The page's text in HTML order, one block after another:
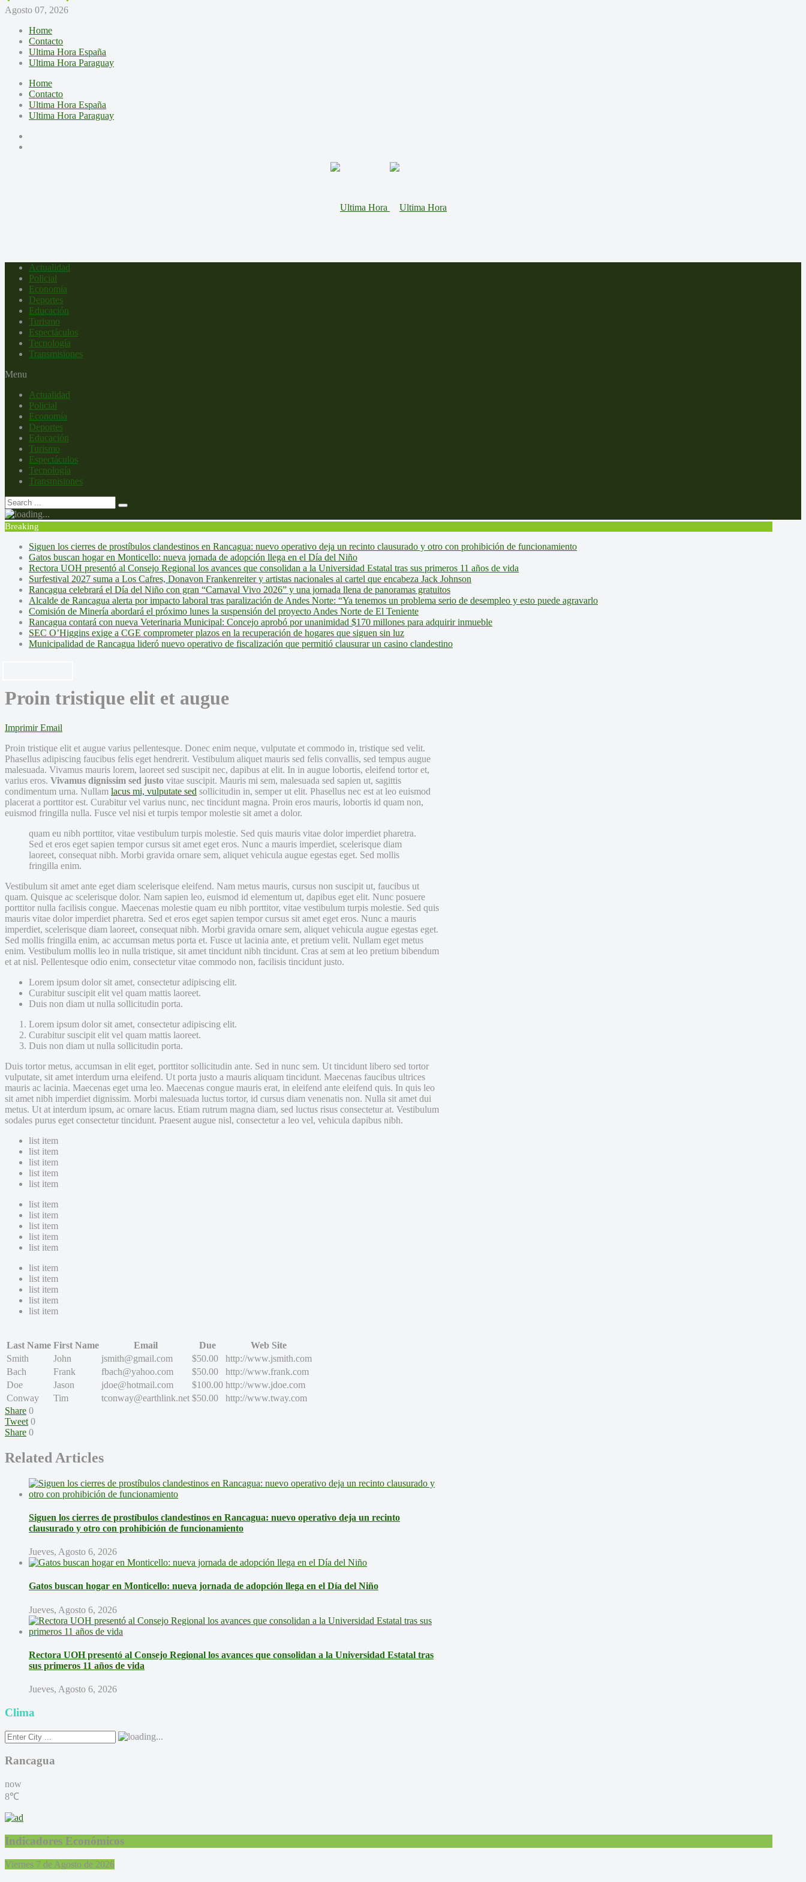
Agosto 07, 2026
Home
Contacto
Ultima Hora España
Ultima Hora Paraguay
Home
Contacto
Ultima Hora España
Ultima Hora Paraguay
Actualidad
Policial
Economía
Deportes
Educación
Turismo
Espectáculos
Tecnología
Transmisiones
Menu
Actualidad
Policial
Economía
Deportes
Educación
Turismo
Espectáculos
Tecnología
Transmisiones
Breaking
Siguen los cierres de prostíbulos clandestinos en Rancagua: nuevo operativo deja un recinto clausurado y otro con prohibición de funcionamiento
Gatos buscan hogar en Monticello: nueva jornada de adopción llega en el Día del Niño
Rectora UOH presentó al Consejo Regional los avances que consolidan a la Universidad Estatal tras sus primeros 11 años de vida
Surfestival 2027 suma a Los Cafres, Donavon Frankenreiter y artistas nacionales al cartel que encabeza Jack Johnson
Rancagua celebrará el Día del Niño con gran “Carnaval Vivo 2026” y una jornada llena de panoramas gratuitos
Alcalde de Rancagua alerta por impacto laboral tras paralización de Andes Norte: “Ya tenemos un problema serio de desempleo y esto puede agravarlo
Comisión de Minería abordará el próximo lunes la suspensión del proyecto Andes Norte de El Teniente
Rancagua contará con nueva Veterinaria Municipal: Concejo aprobó por unanimidad $170 millones para adquirir inmueble
SEC O’Higgins exige a CGE comprometer plazos en la recuperación de hogares que siguen sin luz
Municipalidad de Rancagua lideró nuevo operativo de fiscalización que permitió clausurar un casino clandestino
Proin tristique elit et augue
Imprimir Email
Proin tristique elit et augue varius pellentesque. Donec enim neque, vulputate et commodo in, tristique sed velit.
Phasellus adipiscing faucibus felis eget hendrerit. Vestibulum aliquet mauris sed felis convallis, sed tempus augue
malesuada. Vivamus mauris lorem, laoreet sed suscipit nec, dapibus at elit. In in augue lobortis, eleifend tortor et,
varius eros. Vivamus dignissim sed justo vitae suscipit. Mauris mi sem, malesuada sed sapien ut, sagittis
condimentum urna. Nullam lacus mi, vulputate sed sollicitudin in, semper ut elit. Phasellus nec est at leo euismod
placerat a porttitor est. Curabitur vel varius nunc, nec tincidunt magna. Proin eros mauris, lobortis id quam non,
euismod fringilla nulla. Fusce vel nisi et turpis tempor molestie sit amet a dolor.
quam eu nibh porttitor, vitae vestibulum turpis molestie. Sed quis mauris vitae dolor imperdiet pharetra.
Sed et eros eget sapien tempor cursus sit amet eget eros. Nunc a mauris imperdiet, scelerisque diam
laoreet, consequat nibh. Morbi gravida ornare sem, aliquet vehicula augue egestas eget. Sed mollis
fringilla enim.
Vestibulum sit amet ante eget diam scelerisque eleifend. Nam metus mauris, cursus non suscipit ut, faucibus ut
quam. Quisque ac scelerisque dolor. Nam sapien leo, euismod id elementum ut, dapibus eget elit. Nunc posuere
porttitor nulla facilisis congue. Maecenas molestie quam eu nibh porttitor, vitae vestibulum turpis molestie. Sed quis
mauris vitae dolor imperdiet pharetra. Sed et eros eget sapien tempor cursus sit amet eget eros. Nunc a mauris
imperdiet, scelerisque diam laoreet, consequat nibh. Morbi gravida ornare sem, aliquet vehicula augue egestas eget.
Sed mollis fringilla enim, ac accumsan metus porta et. Fusce ut lacinia ante, et pretium velit. Nullam eget metus
enim. Vestibulum mollis leo in nulla tristique, sit amet tincidunt nibh tincidunt. Cras at sem at leo pretium bibendum
et at nisl. Pellentesque odio enim, consectetur vitae commodo non, facilisis tincidunt justo.
Lorem ipsum dolor sit amet, consectetur adipiscing elit.
Curabitur suscipit elit vel quam mattis laoreet.
Duis non diam ut nulla sollicitudin porta.
Lorem ipsum dolor sit amet, consectetur adipiscing elit.
Curabitur suscipit elit vel quam mattis laoreet.
Duis non diam ut nulla sollicitudin porta.
Duis tortor metus, accumsan in elit eget, porttitor sollicitudin ante. Sed in nunc sem. Ut tincidunt libero sed tortor
vulputate, sit amet interdum urna eleifend. Ut porta justo a mauris aliquam tincidunt. Maecenas faucibus ultrices
mauris ac lacinia. Maecenas eget urna leo. Maecenas congue mauris erat, in eleifend ante eleifend quis. In quis leo
sit amet nibh imperdiet dignissim. Morbi malesuada luctus tortor, id cursus diam venenatis non. Nulla sit amet dui
metus. Ut at interdum ipsum, ac ornare lacus. Etiam rutrum magna diam, sed luctus risus consectetur at. Vestibulum
sodales purus eget consectetur tincidunt. Praesent augue nisl, consectetur a leo vel, vehicula dapibus nibh.
list item
list item
list item
list item
list item
list item
list item
list item
list item
list item
list item
list item
list item
list item
list item
Last Name First Name Email Due
Web Site
Smith
John jsmith@gmail.com $50.00
http://www.jsmith.com
Bach
Frank fbach@yahoo.com $50.00
http://www.frank.com
Doe
Jason jdoe@hotmail.com $100.00 http://www.jdoe.com
Conway
Tim tconway@earthlink.net $50.00
http://www.tway.com
Share 0
Tweet 0
Share 0
Related Articles
Siguen los cierres de prostíbulos clandestinos en Rancagua: nuevo operativo deja un recinto
clausurado y otro con prohibición de funcionamiento
Jueves, Agosto 6, 2026
Gatos buscan hogar en Monticello: nueva jornada de adopción llega en el Día del Niño
Jueves, Agosto 6, 2026
Rectora UOH presentó al Consejo Regional los avances que consolidan a la Universidad Estatal tras
sus primeros 11 años de vida
Jueves, Agosto 6, 2026
Clima
Rancagua
now
8℃
Indicadores Económicos
Viernes 7 de Agosto de 2026